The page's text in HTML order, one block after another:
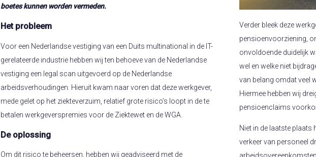
boetes kunnen worden vermeden.
Het probleem
Voor een Nederlandse vestiging van een Duits multinational in de IT-
gerelateerde industrie hebben wij ten behoeve van de Nederlandse
vestiging een legal scan uitgevoerd op de Nederlandse
arbeidsverhoudingen. Hieruit kwam naar voren dat deze werkgever,
mede gelet op het ziekteverzuim, relatief grote risico’s loopt in de te
betalen werkgeverspremies voor de Ziektewet en de WGA.
De oplossing
Om dit risico te beheersen, hebben wij geadviseerd met de
Verder bleek deze
pensioenvoorziening,
onvoldoende duidelijk
wel en welke niet
van belang omdat veel
Hiermee hebben wij
pensioenclaims
Niet in de laatste
verkeer van personeel